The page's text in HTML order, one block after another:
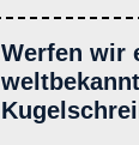
Werfen wir